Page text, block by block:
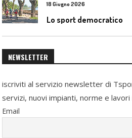
18 Giugno 2026
Lo sport democratico
NEWSLETTER
iscriviti al servizio newsletter di
servizi, nuovi impianti, norme e lavori
Email